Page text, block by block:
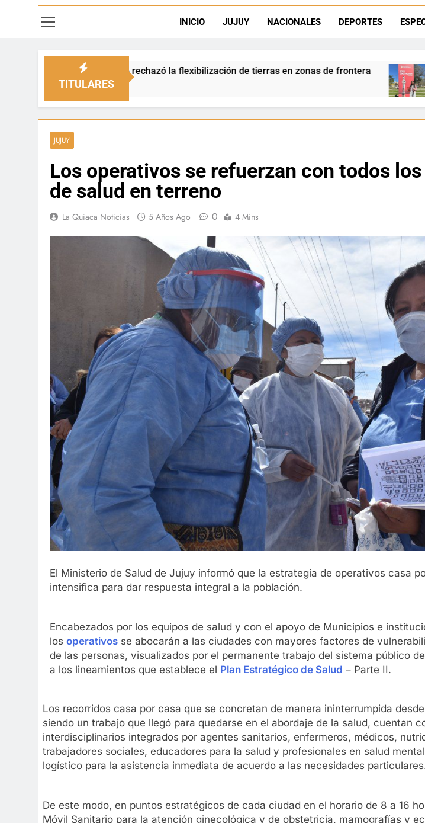
Día del Niño en La Quiaca: el
INICIO JUJUY NACIONALES DEPORTES
TITULARES
rechazó la flexibilización de tierras en zonas de frontera Luciana Álvarez
JUJUY
Los operativos se refuerzan con todos
de salud en terreno
La Quiaca Noticias 5 Años Ago 0 4 Mins
El Ministerio de Salud de Jujuy informó que la estrategia de operativos casa
intensifica para dar respuesta integral a la población.
Encabezados por los equipos de salud y con el apoyo de Municipios e
los operativos se abocarán a las ciudades con mayores factores de
de las personas, visualizados por el permanente trabajo del sistema público de
a los lineamientos que establece el Plan Estratégico de Salud – Parte II.
Los recorridos casa por casa que se concretan de manera ininterrumpida
siendo un trabajo que llegó para quedarse en el abordaje de la salud, cuentan
interdisciplinarios integrados por agentes sanitarios, enfermeros, médicos,
trabajadores sociales, educadores para la salud y profesionales en salud
logístico para la asistencia inmediata de acuerdo a las necesidades
De este modo, en puntos estratégicos de cada ciudad en el horario de 8 a 16
Móvil Sanitario para la atención ginecológica y de obstetricia, mamografías y